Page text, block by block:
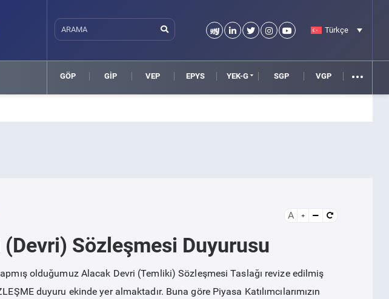
Türkçe
GÖP GİP VEP EPYS YEK-G SGP VGP
A
Sözleşmesi Duyurusu
olduğumuz Alacak Devri (Temliki) Sözleşmesi Taslağı revize edilmiş
duyuru ekinde yer almaktadır. Buna göre Piyasa Katılımcılarımızın